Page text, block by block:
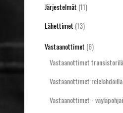
Järjestelmät (11)
Lähettimet (13)
Vastaanottimet (6)
Vastaanottimet
Vastaanottimet relelähdöillä
Vastaanottimet -